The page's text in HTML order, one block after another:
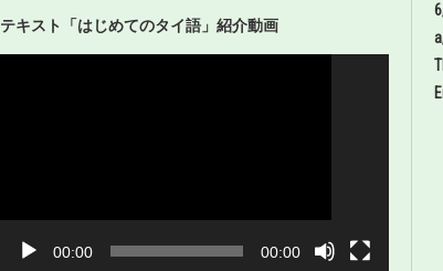
テキスト「はじめてのタイ語」紹介動画
00:00 02:49